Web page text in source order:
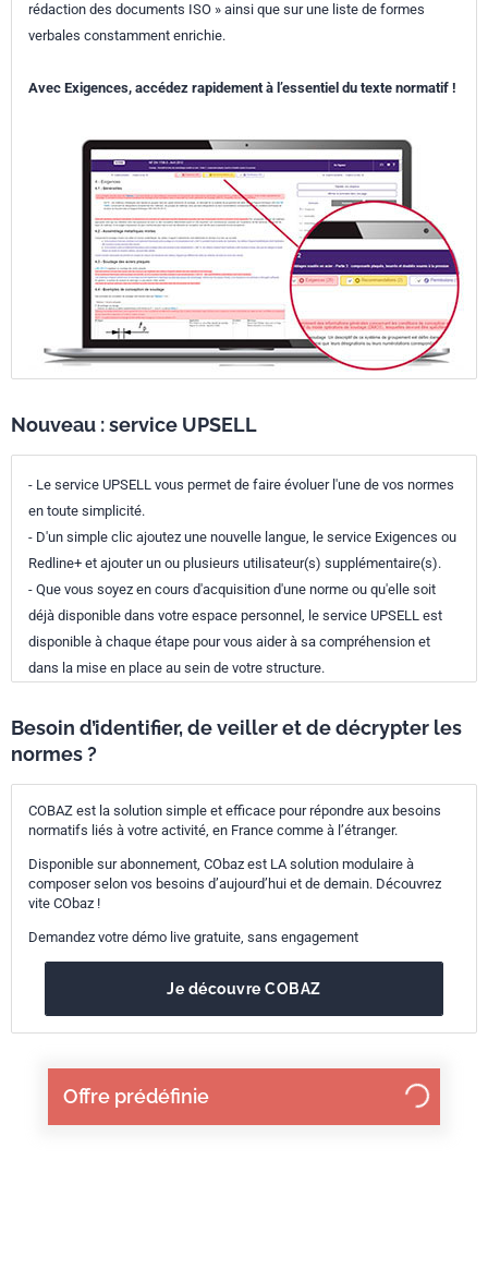
Offre prédéfinie
rédaction des documents ISO » ainsi que sur une liste de formes
verbales constamment enrichie.
Avec Exigences, accédez rapidement à l’essentiel du texte normatif !
Nouveau : service UPSELL
- Le service UPSELL vous permet de faire évoluer l'une de vos normes
en toute simplicité.
- D'un simple clic ajoutez une nouvelle langue, le service Exigences ou
Redline+ et ajouter un ou plusieurs utilisateur(s) supplémentaire(s).
- Que vous soyez en cours d'acquisition d'une norme ou qu'elle soit
déjà disponible dans votre espace personnel, le service UPSELL est
disponible à chaque étape pour vous aider à sa compréhension et
dans la mise en place au sein de votre structure.
Besoin d’identifier, de veiller et de décrypter les
normes ?
COBAZ est la solution simple et efficace pour répondre aux besoins
normatifs liés à votre activité, en France comme à l’étranger.
Disponible sur abonnement, CObaz est LA solution modulaire à
composer selon vos besoins d’aujourd’hui et de demain. Découvrez
vite CObaz !
Demandez votre démo live gratuite, sans engagement
Je découvre COBAZ